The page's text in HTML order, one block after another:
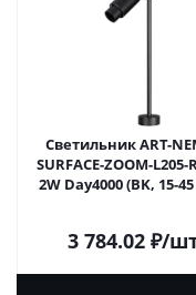
Светильник ART-
SURFACE-ZOOM-L205-
2W Day4000 (BK, 15-
3 784.02₽/